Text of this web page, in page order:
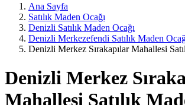
Ana Sayfa
Satılık Maden Ocağı
Denizli Satılık Maden Ocağı
Denizli Merkezefendi Satılık Maden
Denizli Merkez Sırakapılar Mahallesi
Denizli Merkez
Mahallesi Satılık